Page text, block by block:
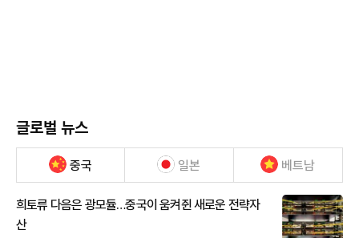
글로벌 뉴스
중국 일본 베트남
희토류 다음은 광모듈…중국이 움켜쥔 새로운 전략자
산